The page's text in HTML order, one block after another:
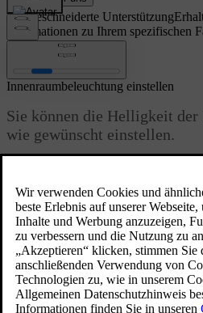
Maßgeschneiderte Unterstützung
Informationen zu Ihrem spezifischen
Anmelden
Innenraumbeleuchtung einstellen
Sie können die Helligkeit der
wie gewünscht einstellen.
Display ändern.
Tippen Sie am unteren
und dann aufEinstellungen.
Wählen SieBedienelemente →
Displays→Innenbeleuchtungaus.
Passen Sie die Helligkeit an oder
Helligkeit aus.